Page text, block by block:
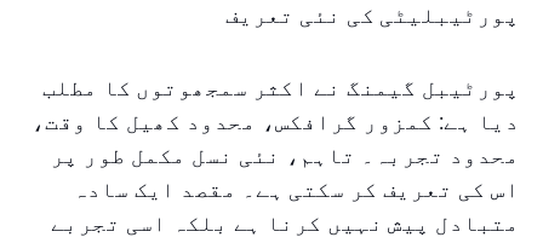
پورٹیبلیٹی کی نئی تعریف
پورٹیبل گیمنگ نے اکثر سمجھوتوں کا مطلب
دیا ہے: کمزور گرافکس، محدود کھیل کا وقت،
محدود تجربہ۔ تاہم، نئی نسل مکمل طور پر
اس کی تعریف کر سکتی ہے۔ مقصد ایک سادہ
متبادل پیش نہیں کرنا ہے بلکہ اسی تجربے